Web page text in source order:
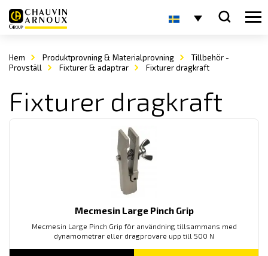
Hem Produktprovning & Materialprovning
Tillbehör -
Provställ
Fixturer & adaptrar Fixturer dragkraft
Fixturer dragkraft
Mecmesin Large Pinch Grip
Mecmesin Large Pinch Grip för användning tillsammans med
dynamometrar eller dragprovare upp till 500 N